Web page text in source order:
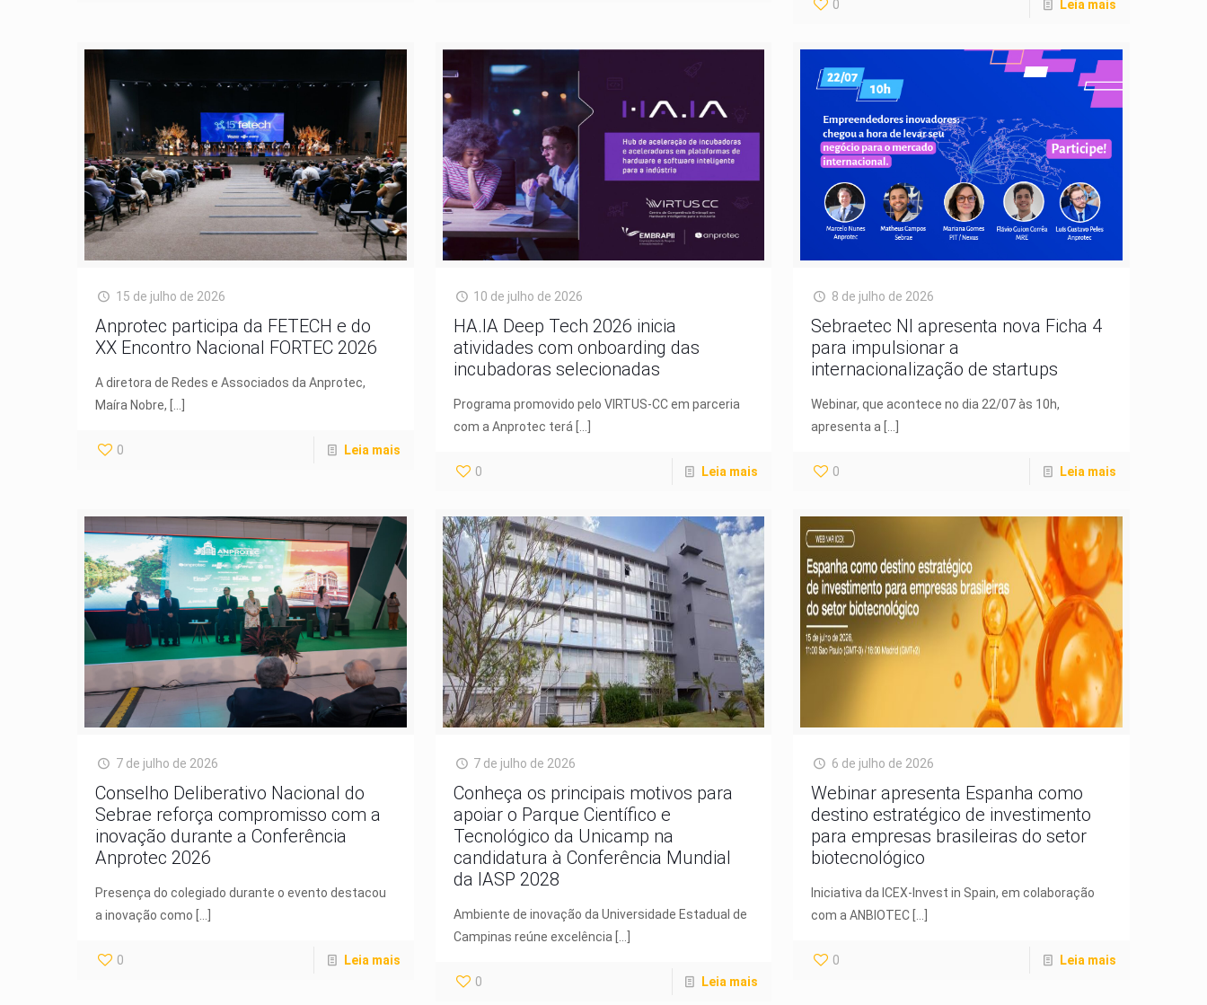
0 Leia mais
15 de julho de 2026
Anprotec participa da FETECH e do
XX Encontro Nacional FORTEC 2026
A diretora de Redes e Associados da Anprotec,
Maíra Nobre,
0 Leia mais
10 de julho de 2026
HA.IA Deep Tech 2026 inicia
atividades com onboarding das
incubadoras selecionadas
Programa promovido pelo VIRTUS-CC em parceria
com a Anprotec terá
0 Leia mais
8 de julho de 2026
Sebraetec NI apresenta nova Ficha 4
para impulsionar a
internacionalização de startups
Webinar, que acontece no dia 22/07 às 10h,
apresenta a
0 Leia mais
7 de julho de 2026
Conselho Deliberativo Nacional do
Sebrae reforça compromisso com a
inovação durante a Conferência
Anprotec 2026
Presença do colegiado durante o evento destacou
a inovação como
0 Leia mais
7 de julho de 2026
Conheça os principais motivos para
apoiar o Parque Científico e
Tecnológico da Unicamp na
candidatura à Conferência Mundial
da IASP 2028
Ambiente de inovação da Universidade Estadual de
Campinas reúne excelência
0 Leia mais
6 de julho de 2026
Webinar apresenta Espanha como
destino estratégico de investimento
para empresas brasileiras do setor
biotecnológico
Iniciativa da ICEX-Invest in Spain, em colaboração
com a ANBIOTEC
0 Leia mais